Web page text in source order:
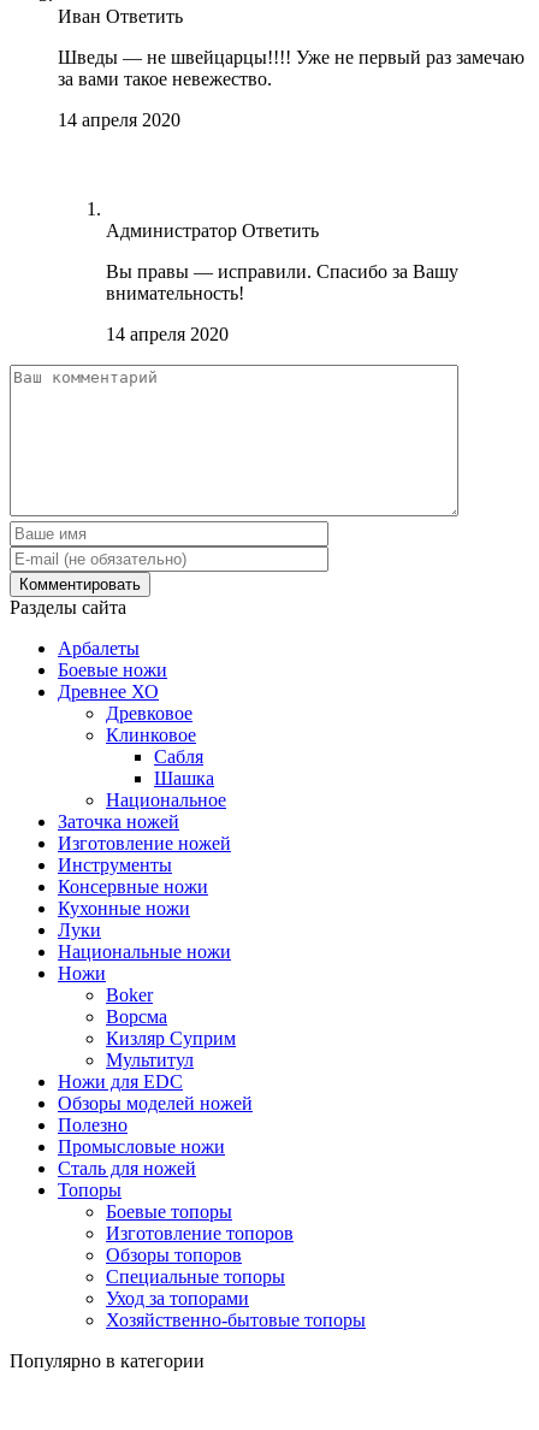
Иван Ответить
Шведы — не швейцарцы!!!! Уже не первый раз замечаю
за вами такое невежество.
14 апреля 2020
Администратор Ответить
Вы правы — исправили. Спасибо за Вашу
внимательность!
14 апреля 2020
Разделы сайта
Арбалеты
Боевые ножи
Древнее ХО
Древковое
Клинковое
Сабля
Шашка
Национальное
Заточка ножей
Изготовление ножей
Инструменты
Консервные ножи
Кухонные ножи
Луки
Национальные ножи
Ножи
Boker
Ворсма
Кизляр Суприм
Мультитул
Ножи для EDC
Обзоры моделей ножей
Полезно
Промысловые ножи
Сталь для ножей
Топоры
Боевые топоры
Изготовление топоров
Обзоры топоров
Специальные топоры
Уход за топорами
Хозяйственно-бытовые топоры
Популярно в категории